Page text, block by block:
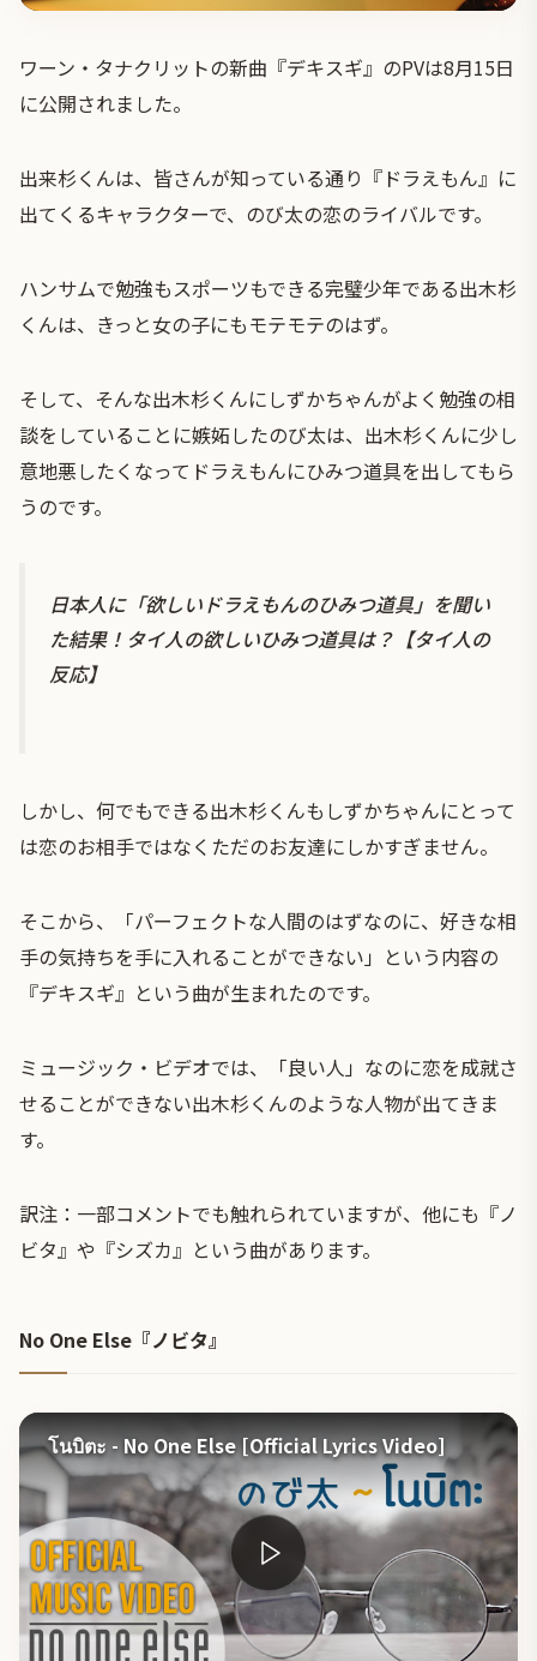
ワーン・タナクリットの新曲『デキスギ』のPVは8月15日
に公開されました。
出来杉くんは、皆さんが知っている通り『ドラえもん』に
出てくるキャラクターで、のび太の恋のライバルです。
ハンサムで勉強もスポーツもできる完璧少年である出木杉
くんは、きっと女の子にもモテモテのはず。
そして、そんな出木杉くんにしずかちゃんがよく勉強の相
談をしていることに嫉妬したのび太は、出木杉くんに少し
意地悪したくなってドラえもんにひみつ道具を出してもら
うのです。
日本人に「欲しいドラえもんのひみつ道具」を聞い
た結果！タイ人の欲しいひみつ道具は？【タイ人の
反応】
しかし、何でもできる出木杉くんもしずかちゃんにとって
は恋のお相手ではなくただのお友達にしかすぎません。
そこから、「パーフェクトな人間のはずなのに、好きな相
手の気持ちを手に入れることができない」という内容の
『デキスギ』という曲が生まれたのです。
ミュージック・ビデオでは、「良い人」なのに恋を成就さ
せることができない出木杉くんのような人物が出てきま
す。
訳注：一部コメントでも触れられていますが、他にも『ノ
ビタ』や『シズカ』という曲があります。
No One Else『ノビタ』
โนบิตะ - No One Else [Official Lyrics Video]